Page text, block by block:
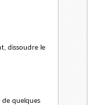
dissoudre le
de quelques